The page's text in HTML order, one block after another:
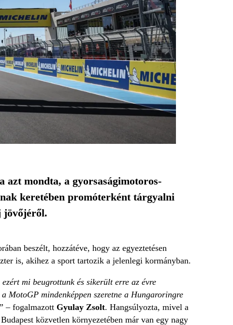
mondta, a gyorsaságimotoros-
keretében promóterként tárgyalni
jövőjéről.
beszélt, hozzátéve, hogy az egyeztetésen
is, akihez a sport tartozik a jelenlegi kormányban.
mi beugrottunk és sikerült erre az évre
MotoGP mindenképpen szeretne a Hungaroringre
– fogalmazott Gyulay Zsolt. Hangsúlyozta, mivel a
közvetlen környezetében már van egy nagy